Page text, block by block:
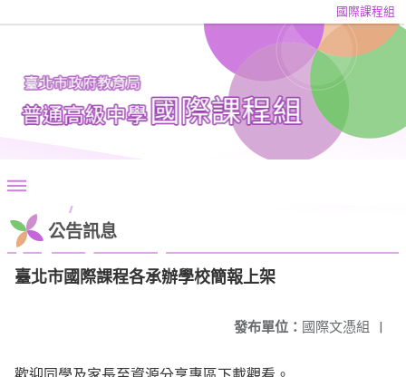
國際課程組
公告訊息
臺北市國際課程各承辦學校簡報上架
發布單位： 國際文憑組 |